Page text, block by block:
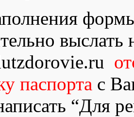
паспорта с
“Для